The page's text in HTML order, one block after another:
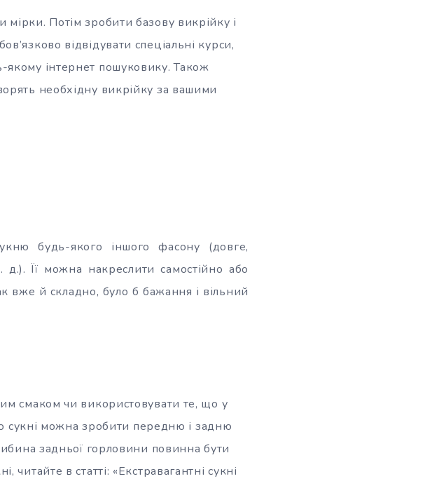
Потім зробити базову викрійку і
відвідувати спеціальні курси,
інтернет пошуковику. Також
необхідну викрійку за вашими
будь-якого іншого фасону (довге,
д.). Її можна накреслити самостійно або
вже й складно, було б бажання і вільний
смаком чи використовувати те, що у
сукні можна зробити передню і задню
задньої горловини повинна бути
в статті: «Екстравагантні сукні